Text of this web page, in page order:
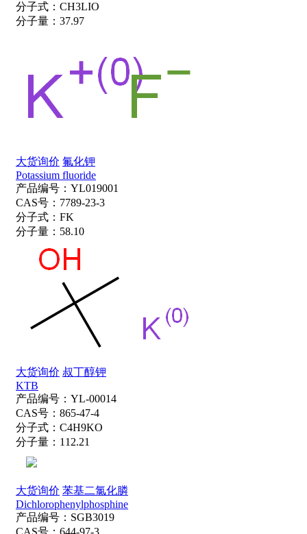
分子式： CH3LIO
分子量： 37.97
大货询价 氟化钾
Potassium fluoride
产品编号： YL019001
CAS号： 7789-23-3
分子式： FK
分子量： 58.10
大货询价 叔丁醇钾
KTB
产品编号： YL-00014
CAS号： 865-47-4
分子式： C4H9KO
分子量： 112.21
大货询价 苯基二氯化膦
Dichlorophenylphosphine
产品编号： SGB3019